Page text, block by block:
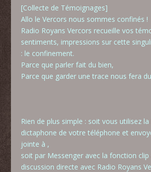
[Collecte de Témoignages]
Allo le Vercors nous sommes confinés !
Radio Royans Vercors recueille vos
sentiments, impressions sur cette
: le confinement.
Parce que parler fait du bien,
Parce que garder une trace nous fera
Rien de plus simple : soit vous utilisez
dictaphone de votre téléphone et
jointe à ,
soit par Messenger avec la fonction clip
discussion directe avec Radio Royans